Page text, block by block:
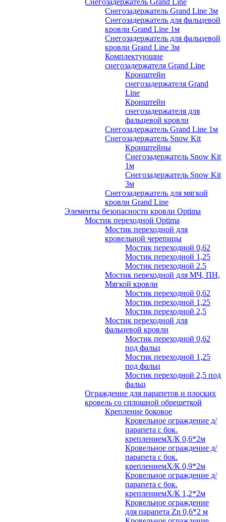
Снегозадержатель Grand Line
Снегозадержатель Grand Line 3м
Снегозадержатель для фальцевой
кровли Grand Line 1м
Снегозадержатель для фальцевой
кровли Grand Line 3м
Комплектующие
снегозадержателя Grand Line
Кронштейн
снегозадержателя Grand
Line
Кронштейн
снегозадержателя для
фальцевой кровли
Снегозадержатель Grand Line 1м
Снегозадержатель Snow Kit
Кронштейны
Снегозадержатель Snow Kit
1м
Снегозадержатель Snow Kit
3м
Снегозадержатель для мягкой
кровли Grand Line
Элементы безопасности кровли Optima
Мостик переходной Optima
Мостик переходной для
кровельной черепицы
Мостик переходной 0,62
Мостик переходной 1,25
Мостик переходной 2.5
Мостик переходной для МЧ, ПН,
Мягкой кровли
Мостик переходной 0,62
Мостик переходной 1,25
Мостик переходной 2,5
Мостик переходной для
фальцевой кровли
Мостик переходной 0,62
под фальц
Мостик переходной 1,25
под фальц
Мостик переходной 2,5 под
фальц
Ограждение для парапетов и плоских
кровель со сплошной обрешеткой
Крепление боковое
Кровельное ограждение д/
парапета с бок.
креплениемХ/К 0,6*2м
Кровельное ограждение д/
парапета с бок.
креплениемХ/К 0,9*2м
Кровельное ограждение д/
парапета с бок.
креплениемХ/К 1,2*2м
Кровельное ограждение
для парапета Zn 0,6*2 м